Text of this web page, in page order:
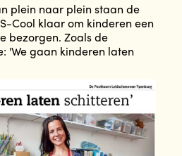
plein naar plein staan de
Cool klaar om kinderen een
bezorgen. Zoals de
'We gaan kinderen laten